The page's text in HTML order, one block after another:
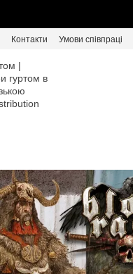
Контакти Умови співпраці